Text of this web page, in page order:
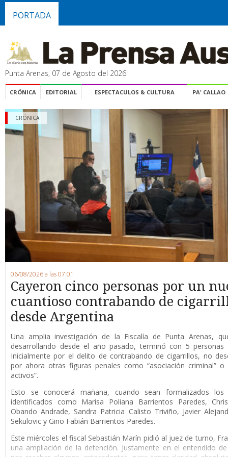
PORTADA
Punta Arenas, 07 de Agosto del 2026
CRÓNICA EDITORIAL ESPECTACULOS & CULTURA PA' CALLAO
CRÓNICA
06/08/2026 a las 07:01
Cayeron cinco personas por un
cuantioso contrabando de
desde Argentina
Una amplia investigación de la Fiscalía de Punta Arenas,
desarrollando desde el año pasado, terminó con 5 personas
Inicialmente por el delito de contrabando de cigarrillos, no
por ahora otras figuras penales como “asociación criminal” o
activos”.
Esto se conocerá mañana, cuando sean formalizados los
identificados como Marisa Poliana Barrientos Paredes,
Obando Andrade, Sandra Patricia Calisto Triviño, Javier
Sekulovic y Gino Fabián Barrientos Paredes.
Este miércoles el fiscal Sebastián Marín pidió al juez de turno,
una ampliación de la detención. Justamente en el entendido